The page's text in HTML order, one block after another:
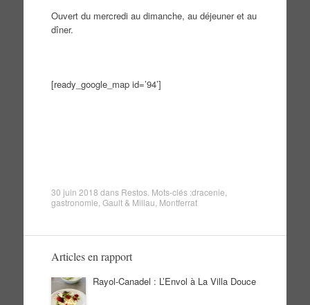
Ouvert du mercredi au dimanche, au déjeuner et au
dîner.
[ready_google_map id=’94’]
30 juin 2018 dans Restos. Mots-clés :dracenie,
gastronomie,Gault & Millau, Montferrat
Articles en rapport
Rayol-Canadel : L’Envol à La Villa Douce